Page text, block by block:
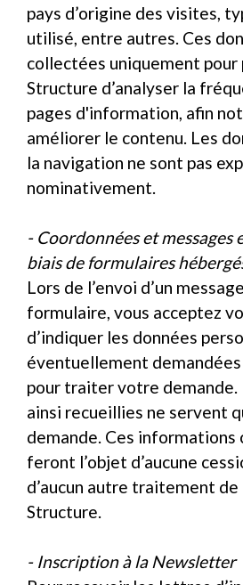
pays d’origine des visites,
utilisé, entre autres. Ces
collectées uniquement
Structure d’analyser la
pages d'information, afin
améliorer le contenu. Les
la navigation ne sont pas
nominativement.
- Coordonnées et messages
biais de formulaires
Lors de l’envoi d’un
formulaire, vous acceptez
d’indiquer les données
éventuellement
pour traiter votre
ainsi recueillies ne servent
demande. Ces informations
feront l’objet d’aucune
d’aucun autre traitement de
Structure.
- Inscription à la Newsletter